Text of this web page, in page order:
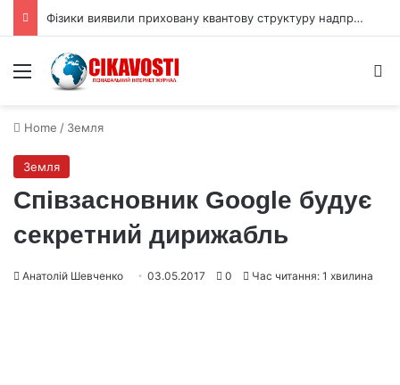
Фізики виявили приховану квантову структуру надпровідника NbSe₂
Menu
Home / Земля
Земля
Співзасновник Google будує
секретний дирижабль
Анатолій Шевченко 03.05.2017 0 Час читання: 1 хвилина